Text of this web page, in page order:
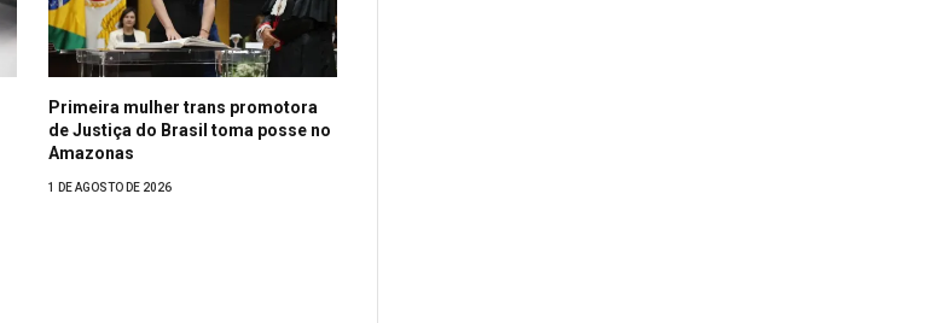
Primeira mulher trans promotora
de Justiça do Brasil toma posse no
Amazonas
1 DE AGOSTO DE 2026